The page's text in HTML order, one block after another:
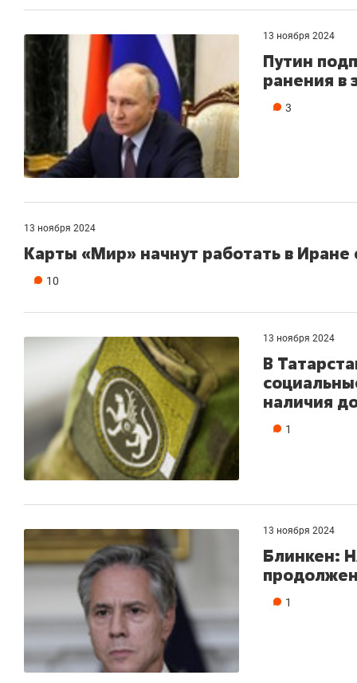
13 ноября 2024
Путин
ранения в
3
13 ноября 2024
Карты «Мир» начнут работать в
10
13 ноября 2024
В
наличия
1
13 ноября 2024
Блинкен:
1